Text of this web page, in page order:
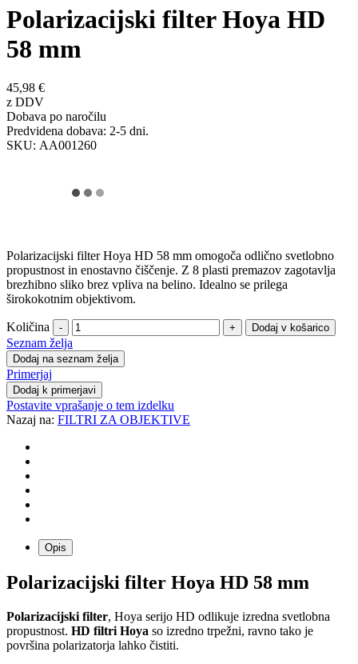
Polarizacijski filter Hoya HD
58 mm
45,98 €
z DDV
Dobava po naročilu
Predvidena dobava: 2-5 dni.
SKU: AA001260
Polarizacijski filter Hoya HD 58 mm omogoča odlično svetlobno
propustnost in enostavno čiščenje. Z 8 plasti premazov zagotavlja
brezhibno sliko brez vpliva na belino. Idealno se prilega
širokokotnim objektivom.
Količina - +
Seznam želja
Dodaj na seznam želja
Primerjaj
Dodaj k primerjavi
Postavite vprašanje o tem izdelku
Nazaj na: FILTRI ZA OBJEKTIVE
Opis
Polarizacijski filter Hoya HD 58 mm
Polarizacijski filter, Hoya serijo HD odlikuje izredna svetlobna
propustnost. HD filtri Hoya so izredno trpežni, ravno tako je
površina polarizatorja lahko čistiti.